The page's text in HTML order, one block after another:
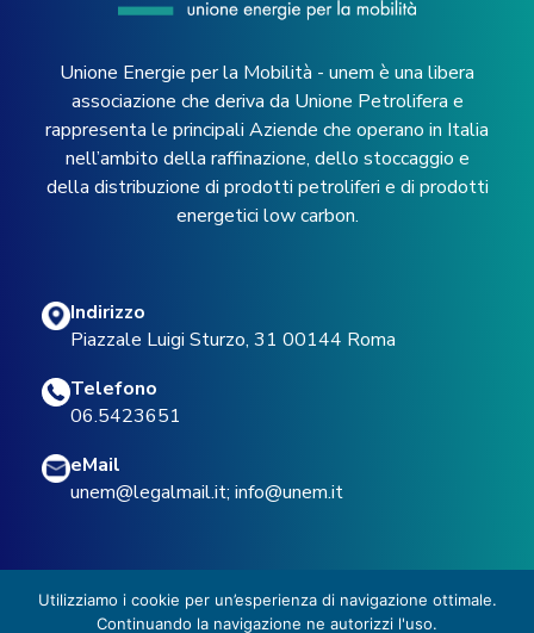
Unione Energie per la Mobilità - unem è una libera
associazione che deriva da Unione Petrolifera e
rappresenta le principali Aziende che operano in Italia
nell’ambito della raffinazione, dello stoccaggio e
della distribuzione di prodotti petroliferi e di prodotti
energetici low carbon.
Indirizzo
Piazzale Luigi Sturzo, 31 00144 Roma
Telefono
06.5423651
eMail
unem@legalmail.it; info@unem.it
Utilizziamo i cookie per un’esperienza di navigazione ottimale.
Continuando la navigazione ne autorizzi l'uso.